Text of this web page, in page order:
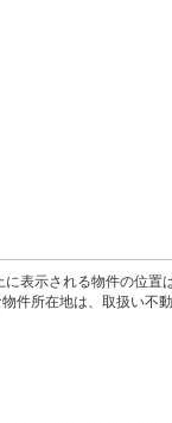
表示される物件の位置
件所在地は、取扱い不